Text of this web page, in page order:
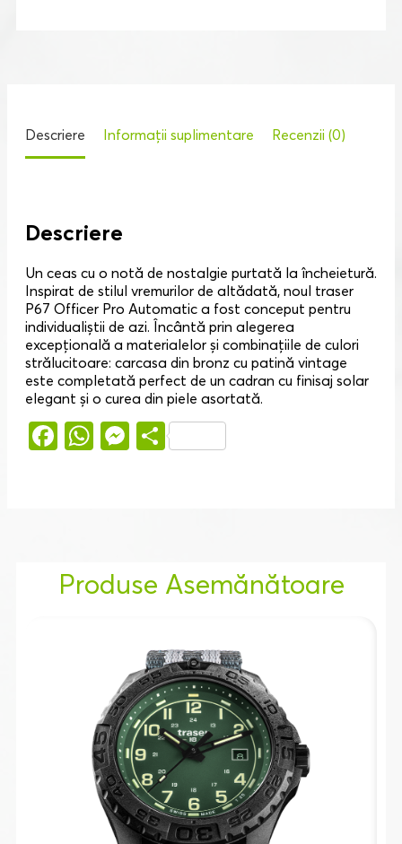
Descriere Informații suplimentare Recenzii (0)
Descriere
Un ceas cu o notă de nostalgie purtată la încheietură.
Inspirat de stilul vremurilor de altădată, noul traser
P67 Officer Pro Automatic a fost conceput pentru
individualiștii de azi. Încântă prin alegerea
excepțională a materialelor și combinațiile de culori
strălucitoare: carcasa din bronz cu patină vintage
este completată perfect de un cadran cu finisaj solar
elegant și o curea din piele asortată.
Facebook
WhatsApp
Messenger
Partajează
Produse Asemănătoare